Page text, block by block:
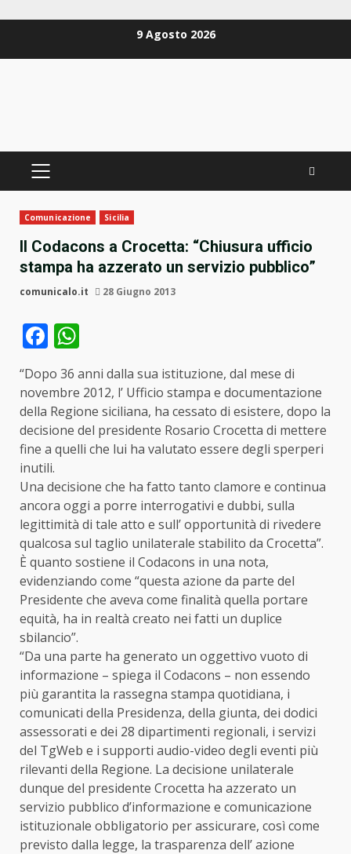
9 Agosto 2026
PRIMÄRES
Comunicazione Sicilia
Il Codacons a Crocetta: “Chiusura ufficio
stampa ha azzerato un servizio pubblico”
comunicalo.it 28 Giugno 2013
Facebook
“Dopo 36 anni dalla sua istituzione, dal mese di
novembre 2012, l’ Ufficio stampa e documentazione
della Regione siciliana, ha cessato di esistere, dopo la
decisione del presidente Rosario Crocetta di mettere
fine a quelli che lui ha valutato essere degli sperperi
inutili.
Una decisione che ha fatto tanto clamore e continua
ancora oggi a porre interrogativi e dubbi, sulla
legittimità di tale atto e sull’ opportunità di rivedere
qualcosa sul taglio unilaterale stabilito da Crocetta”.
È quanto sostiene il Codacons in una nota,
evidenziando come “questa azione da parte del
Presidente che aveva come finalità quella portare
equità, ha in realtà creato nei fatti un duplice
sbilancio”.
“Da una parte ha generato un oggettivo vuoto di
informazione – spiega il Codacons – non essendo
più garantita la rassegna stampa quotidiana, i
comunicati della Presidenza, della giunta, dei dodici
assessorati e dei 28 dipartimenti regionali, i servizi
del TgWeb e i supporti audio-video degli eventi più
rilevanti della Regione. La decisione unilaterale
dunque del presidente Crocetta ha azzerato un
servizio pubblico d’informazione e comunicazione
istituzionale obbligatorio per assicurare, così come
previsto dalla legge, la trasparenza dell’ azione